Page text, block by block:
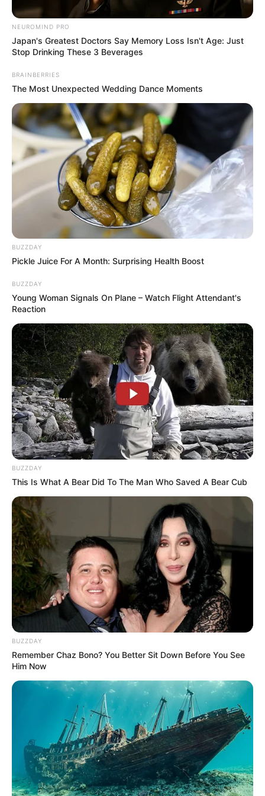
Posted
in
Friss hírek
Hatalmas ajándékot küld Orbán
a nyugdíjasoknak – márciusig
teljesen ingyen jár
bySzerző • February 26, 2026
Hatalmas ajándékot küld Orbán a
nyugdíjasoknak – márciusig
teljesen ingyen jár
NEUROMIND PRO
Japan's Greatest Doctors Say Memory Loss Isn't Age: Just
Stop Drinking These 3 Beverages
BRAINBERRIES
The Most Unexpected Wedding Dance Moments
BUZZDAY
Pickle Juice For A Month: Surprising Health Boost
BUZZDAY
Young Woman Signals On Plane – Watch Flight Attendant's
Reaction
BUZZDAY
This Is What A Bear Did To The Man Who Saved A Bear Cub
BUZZDAY
Remember Chaz Bono? You Better Sit Down Before You See
Him Now